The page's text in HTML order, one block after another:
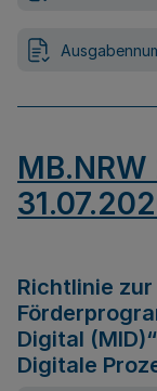
Richtlinie
Digital
Digitale